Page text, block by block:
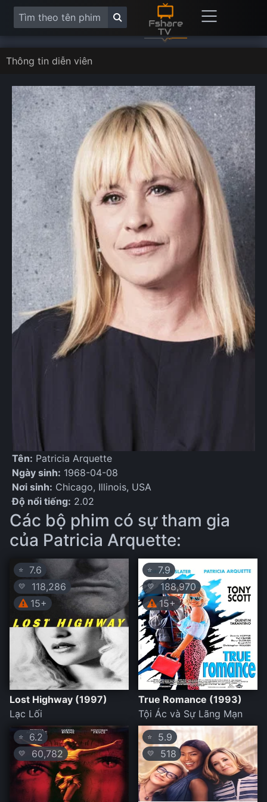
Thông tin diễn viên
Tên: Patricia Arquette
Ngày sinh: 1968-04-08
Nơi sinh: Chicago, Illinois, USA
Độ nổi tiếng: 2.02
Các bộ phim có sự tham gia
của Patricia Arquette:
⭐ 7.6
💛
118,286
15+
Lost Highway (1997)
Lạc Lối
⭐ 7.9
💛188,970
15+
True Romance (1993)
Tội Ác và Sự Lãng Mạn
⭐ 6.2
💛 60,782
⭐ 5.9
💛 518